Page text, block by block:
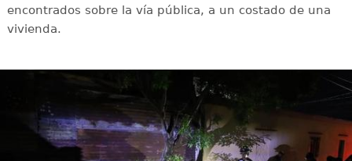
encontrados sobre la vía pública, a un costado de una
vivienda.